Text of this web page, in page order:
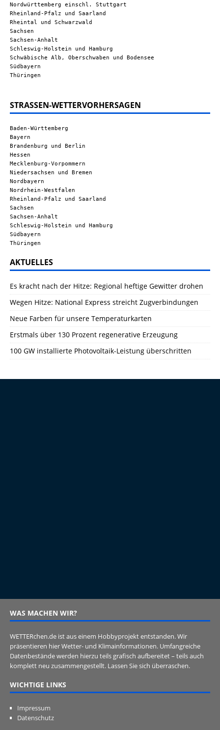
Nordwürttemberg einschl. Stuttgart
Rheinland-Pfalz und Saarland
Rheintal und Schwarzwald
Sachsen
Sachsen-Anhalt
Schleswig-Holstein und Hamburg
Schwäbische Alb, Oberschwaben und Bodensee
Südbayern
Thüringen
STRASSEN-WETTERVORHERSAGEN
Baden-Württemberg
Bayern
Brandenburg und Berlin
Hessen
Mecklenburg-Vorpommern
Niedersachsen und Bremen
Nordbayern
Nordrhein-Westfalen
Rheinland-Pfalz und Saarland
Sachsen
Sachsen-Anhalt
Schleswig-Holstein und Hamburg
Südbayern
Thüringen
AKTUELLES
Es kracht nach der Hitze: Regional heftige Gewitter drohen
Wegen Hitze: National Express streicht Zugverbindungen
Neue Farben für unsere Temperaturkarten
Erstmals über 130 Prozent regenerative Erzeugung
100 GW installierte Photovoltaik-Leistung überschritten
WAS MACHEN WIR?
WETTERchen.de ist aus einem Hobbyprojekt entstanden. Wir
präsentieren hier Wetter- und Klimainformationen. Umfangreiche
Datenbestände werden hierzu teils grafisch aufbereitet – teils auch
komplett neu zusammengestellt. Lassen Sie sich überraschen.
WICHTIGE LINKS
Impressum
Datenschutz